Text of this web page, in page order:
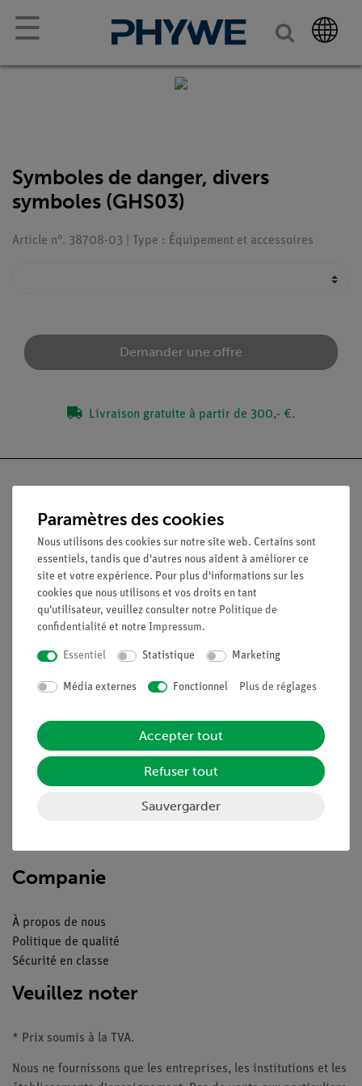
☰
Symboles de danger, divers
symboles (GHS03)
Article n°. 38708-03 | Type : Équipement et accessoires
Demander une offre
Livraison gratuite à partir de 300,- €.
Légal
Contact
Conditions générales de vente
Mentions légales
Service
Aperçu du service
Téléchargements
Contacte service client
Companie
À propos de nous
Politique de qualité
Sécurité en classe
Veuillez noter
* Prix soumis à la TVA.
Nous ne fournissons que les entreprises, les institutions et les
Paramètres des cookies
Nous utilisons des cookies sur notre site web. Certains sont
essentiels, tandis que d'autres nous aident à améliorer ce
site et votre expérience. Pour plus d'informations sur les
cookies que nous utilisons et vos droits en tant
qu'utilisateur, veuillez consulter notre Politique de
confidentialité et notre Impressum.
Essentiel Statistique Marketing
Média externes Fonctionnel Plus de réglages
Accepter tout
Refuser tout
Sauvergarder